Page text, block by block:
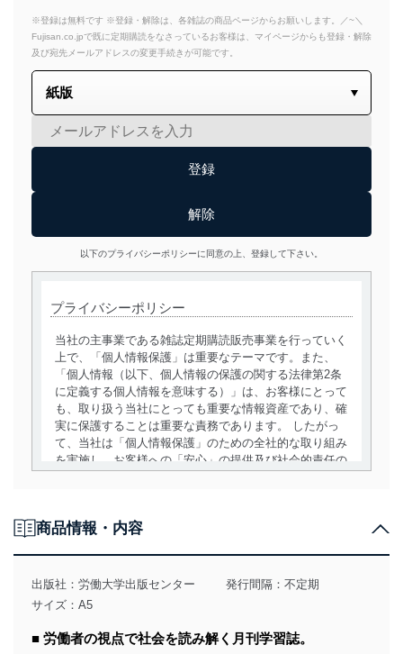
※登録は無料です ※登録・解除は、各雑誌の商品ページからお願いします。／~＼
Fujisan.co.jpで既に定期購読をなさっているお客様は、マイページからも登録・解除
及び宛先メールアドレスの変更手続きが可能です。
以下のプライバシーポリシーに同意の上、登録して下さい。
プライバシーポリシー
当社の主事業である雑誌定期購読販売事業を行っていく
上で、「個人情報保護」は重要なテーマです。また、
「個人情報（以下、個人情報の保護の関する法律第2条
に定義する個人情報を意味する）」は、お客様にとって
も、取り扱う当社にとっても重要な情報資産であり、確
実に保護することは重要な責務であります。 したがっ
て、当社は「個人情報保護」のための全社的な取り組み
を実施し、お客様への「安心」の提供及び社会的責任の
用目的を明確にし、本人の同意を得たうえで利用目的の
達成に必要な範囲内で適法かつ公正な手段によって取
得・利用・提供を行います。また、当社が保有している
個人情報は、同意を得ずに目的外利用、第三者への提
みを確実にするため、従業者等の教育を徹底してまいり
商品情報・内容
出版社： 労働大学出版センター
発行間隔：不定期
サイズ：A5
■ 労働者の視点で社会を読み解く月刊学習誌。